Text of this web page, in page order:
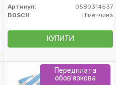
Артикул:
0580314537
BOSCH
Німеччина
КУПИТИ
Передплата
обов'язкова